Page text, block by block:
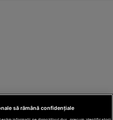
să rămână confidențiale